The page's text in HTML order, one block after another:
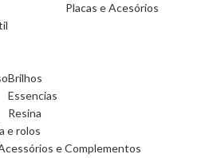
Placas e Acesórios
Brilhos
Essencias
Resina
e rolos
e Complementos